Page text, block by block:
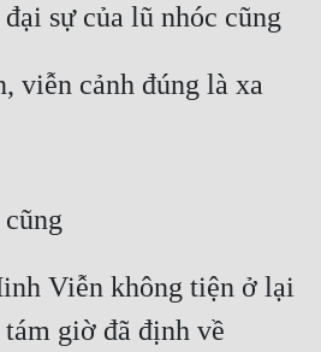
sự của lũ nhóc cũng
viễn cảnh đúng là xa
Viễn không tiện ở lại
giờ đã định về